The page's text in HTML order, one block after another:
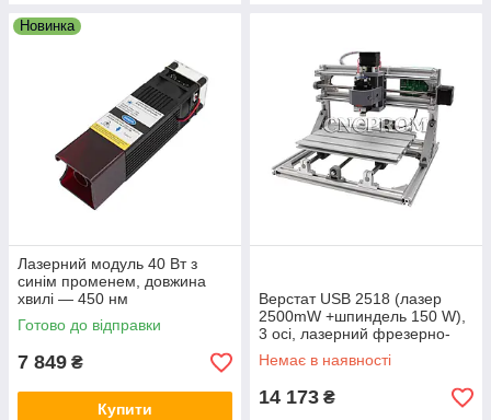
Новинка
Лазерний модуль 40 Вт з
синім променем, довжина
хвилі — 450 нм
Готово до відправки
7 849 ₴
Купити
Верстат USB 2518 (лазер
2500mW +шпиндель 150 W),
3 осі, лазерний фрезерно-
гравірувальний
Немає в наявності
14 173 ₴